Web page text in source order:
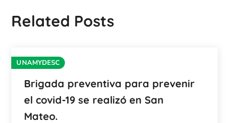
Related Posts
UNAMYDESC
Brigada preventiva para prevenir
el covid-19 se realizó en San
Mateo.